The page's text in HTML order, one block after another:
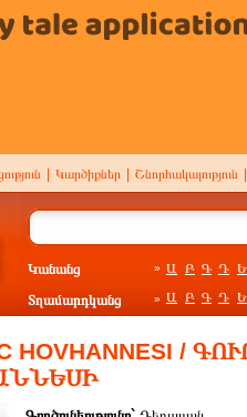
Կարծիքներ Շնորհակալություն
Կանանց » Ա Բ Գ Դ Ե
Տղամարդկանց » Ա Բ Գ Դ Ե
HOVHANNESI /